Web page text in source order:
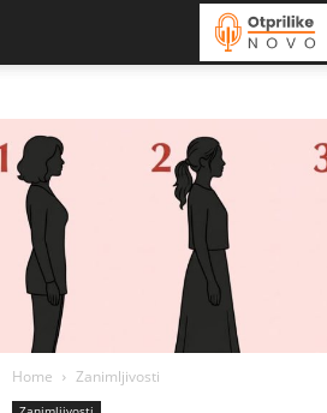
Home Zanimljivosti